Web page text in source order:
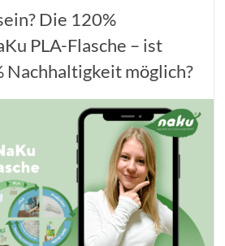
Die 120%
PLA-Flasche – ist
Nachhaltigkeit möglich?